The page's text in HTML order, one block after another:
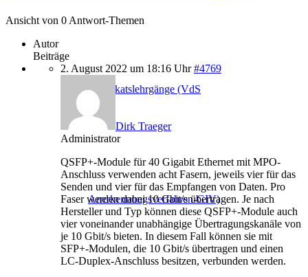
Zertifikatslehrgänge (VdS
Anerkennungsverfahren-GIV)
Ansicht von 0 Antwort-Themen
Autor
Beiträge
2. August 2022 um 18:16 Uhr #4769
Dirk Traeger
Administrator
QSFP+-Module für 40 Gigabit Ethernet mit MPO-
Anschluss verwenden acht Fasern, jeweils vier für das
Senden und vier für das Empfangen von Daten. Pro
Faser werden dabei 10 Gbit/s übertragen. Je nach
Hersteller und Typ können diese QSFP+-Module auch
vier voneinander unabhängige Übertragungskanäle von
je 10 Gbit/s bieten. In diesem Fall können sie mit
SFP+-Modulen, die 10 Gbit/s übertragen und einen
LC-Duplex-Anschluss besitzen, verbunden werden.